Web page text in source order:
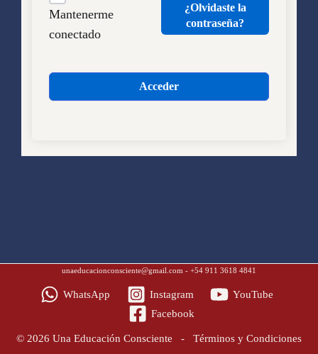
Mantenerme
conectado
¿Olvidaste la
contraseña?
Acceder
unaeducacionconsciente@gmail.com - +54 911 3618 4841
WhatsApp Instagram
YouTube
Facebook
© 2026 Una Educación Consciente - Términos y Condiciones